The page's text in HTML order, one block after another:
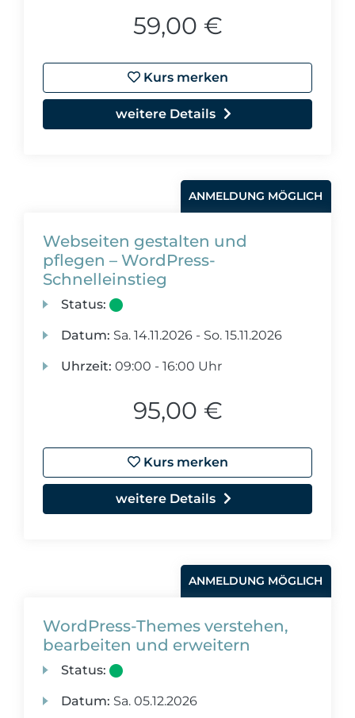
59,00 €
Kurs merken
weitere Details
ANMELDUNG MÖGLICH
Webseiten gestalten und
pflegen – WordPress-
Schnelleinstieg
Status:
Datum: Sa. 14.11.2026 - So. 15.11.2026
Uhrzeit: 09:00 - 16:00 Uhr
95,00 €
Kurs merken
weitere Details
ANMELDUNG MÖGLICH
WordPress-Themes verstehen,
bearbeiten und erweitern
Status:
Datum: Sa. 05.12.2026